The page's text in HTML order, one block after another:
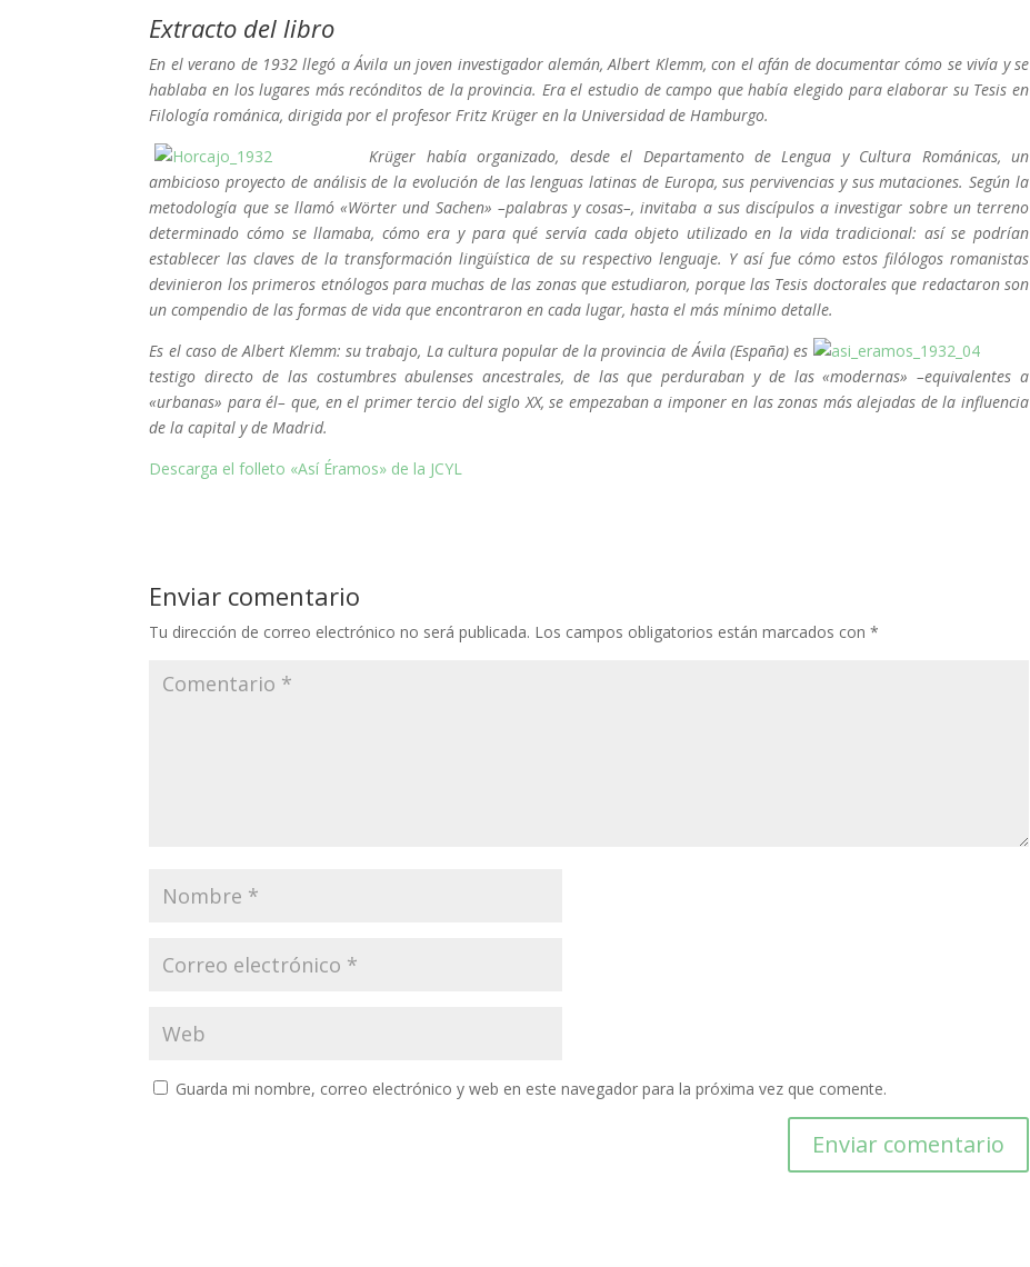
Extracto del libro
En el verano de 1932 llegó a Ávila un joven investigador alemán, Albert Klemm, con el afán de documentar cómo se vivía y se
hablaba en los lugares más recónditos de la provincia. Era el estudio de campo que había elegido para elaborar su Tesis en
Filología románica, dirigida por el profesor Fritz Krüger en la Universidad de Hamburgo.
Krüger había organizado, desde el Departamento de Lengua y Cultura Románicas, un
ambicioso proyecto de análisis de la evolución de las lenguas latinas de Europa, sus pervivencias y sus mutaciones. Según la
metodología que se llamó «Wörter und Sachen» –palabras y cosas–, invitaba a sus discípulos a investigar sobre un terreno
determinado cómo se llamaba, cómo era y para qué servía cada objeto utilizado en la vida tradicional: así se podrían
establecer las claves de la transformación lingüística de su respectivo lenguaje. Y así fue cómo estos filólogos romanistas
devinieron los primeros etnólogos para muchas de las zonas que estudiaron, porque las Tesis doctorales que redactaron son
un compendio de las formas de vida que encontraron en cada lugar, hasta el más mínimo detalle.
Es el caso de Albert Klemm: su trabajo, La cultura popular de la provincia de Ávila (España) es
testigo directo de las costumbres abulenses ancestrales, de las que perduraban y de las «modernas» –equivalentes a
«urbanas» para él– que, en el primer tercio del siglo XX, se empezaban a imponer en las zonas más alejadas de la influencia
de la capital y de Madrid.
Descarga el folleto «Así Éramos» de la JCYL
Enviar comentario
Tu dirección de correo electrónico no será publicada. Los campos obligatorios están marcados con*
Guarda mi nombre, correo electrónico y web en este navegador para la próxima vez que comente.